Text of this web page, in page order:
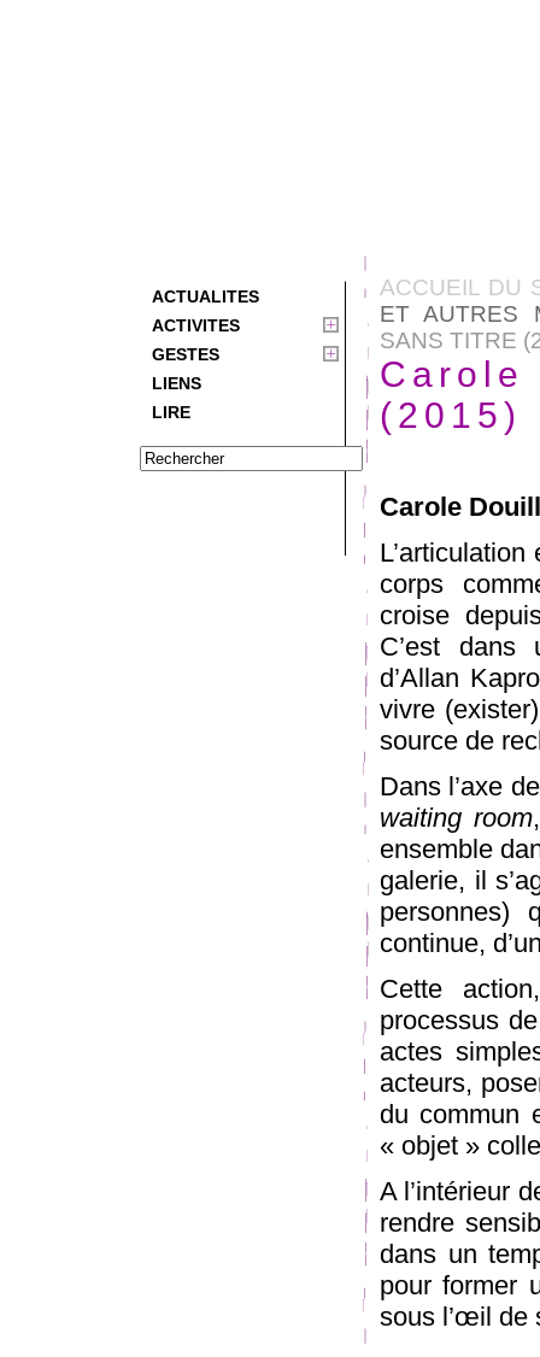
ACTUALITES
ACTIVITES
GESTES
LIENS
LIRE
ACCUEIL DU
ET AUTRES
SANS TITRE
(2015)
Carole
corps
croise
C’est dans
d’Allan
vivre
source de
Dans l’axe
waiting room
ensemble
galerie, il
personnes)
continue,
Cette
processus
actes
acteurs,
du commun
« objet »
A l’intérieur
rendre
dans un
pour former
sous l’œil de